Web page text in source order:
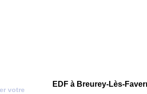
votre
EDF à Breurey-Lès-